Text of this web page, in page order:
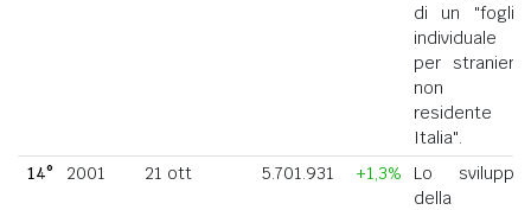
di un "foglio
individuale
per straniero
non
residente in
Italia".
14°
2001 21 ott 5.701.931 +1,3%
Lo sviluppo
della